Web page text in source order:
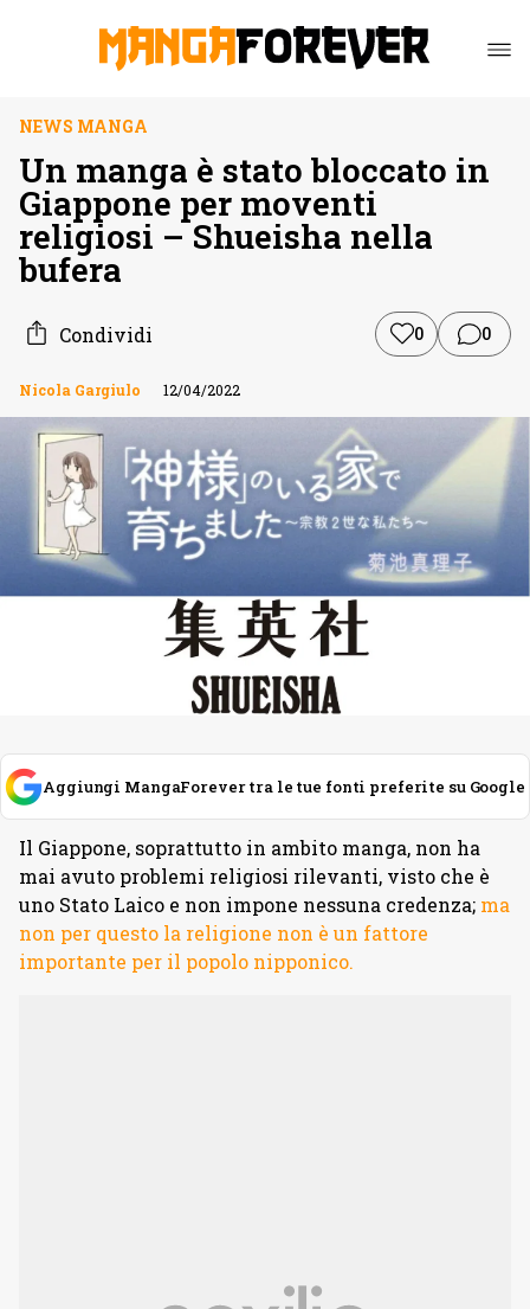
NEWS MANGA
Un manga è stato bloccato in
Giappone per moventi
religiosi – Shueisha nella
bufera
Condividi 0 0
Nicola Gargiulo 12/04/2022
Aggiungi MangaForever tra le tue fonti preferite su Google
Il Giappone, soprattutto in ambito manga, non ha
mai avuto problemi religiosi rilevanti, visto che è
uno Stato Laico e non impone nessuna credenza; ma
non per questo la religione non è un fattore
importante per il popolo nipponico.